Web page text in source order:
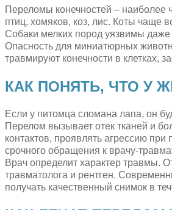
Переломы конечностей – наиболее
птиц, хомяков, коз, лис. Коты чаще
Собаки мелких пород уязвимы
Опасность для миниатюрных
травмируют конечности в клетках,
КАК ПОНЯТЬ, ЧТО У
Если у питомца сломана лапа, он
Перелом вызывает отек тканей и
контактов, проявлять агрессию
срочного обращения к врачу-
Врач определит характер травмы.
травматолога и рентген.
получать качественный снимок в